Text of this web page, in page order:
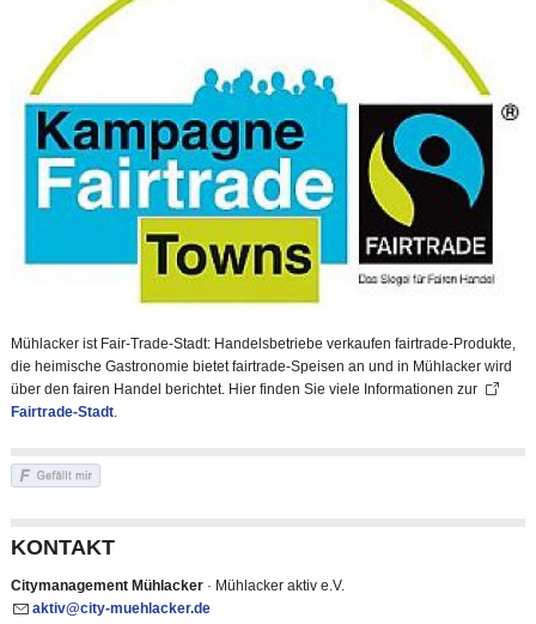
Mühlacker ist Fair-Trade-Stadt: Handelsbetriebe verkaufen fairtrade-Produkte,
die heimische Gastronomie bietet fairtrade-Speisen an und in Mühlacker wird
über den fairen Handel berichtet. Hier finden Sie viele Informationen zur
Fairtrade-Stadt.
KONTAKT
Citymanagement Mühlacker· Mühlacker aktiv e.V.
kt v c ty-m hl ck r d